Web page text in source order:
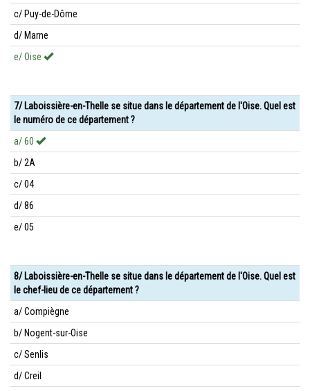
c/ Puy-de-Dôme
d/ Marne
e/ Oise
7/ Laboissière-en-Thelle se situe dans le département de l'Oise. Quel est
le numéro de ce département ?
a/ 60
b/ 2A
c/ 04
d/ 86
e/ 05
8/ Laboissière-en-Thelle se situe dans le département de l'Oise. Quel est
le chef-lieu de ce département ?
a/ Compiègne
b/ Nogent-sur-Oise
c/ Senlis
d/ Creil